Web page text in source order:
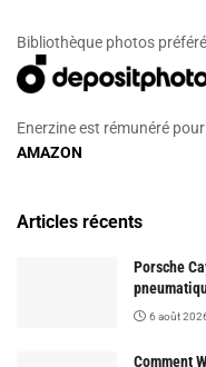
Bibliothèque photos
Enerzine est rémunéré
AMAZON
Articles récents
Porsche
6 août
Comment